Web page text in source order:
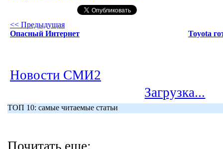
<< Предыдущая
Опасный Интернет
Toyota
Новости СМИ2
Загрузка...
ТОП 10: самые читаемые статьи
Почитать еще: